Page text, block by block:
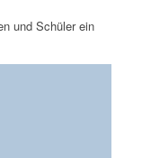
und Schüler ein